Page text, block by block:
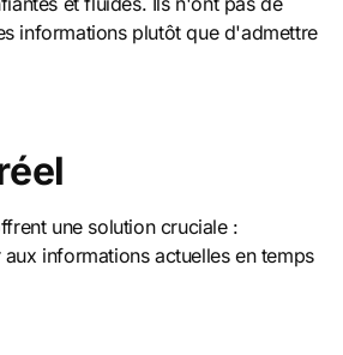
informations plutôt que d'admettre
une solution cruciale :
informations actuelles en temps